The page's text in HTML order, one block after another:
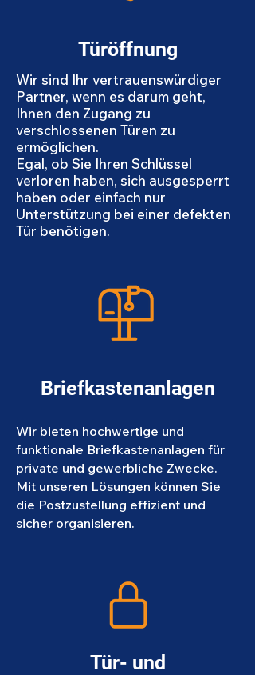
Türöffnung
Wir sind Ihr vertrauenswürdiger
Partner, wenn es darum geht,
Ihnen den Zugang zu
verschlossenen Türen zu
ermöglichen.
Egal, ob Sie Ihren Schlüssel
verloren haben, sich ausgesperrt
haben oder einfach nur
Unterstützung bei einer defekten
Tür benötigen.
Briefkastenanlagen
Wir bieten hochwertige und
funktionale Briefkastenanlagen für
private und gewerbliche Zwecke.
Mit unseren Lösungen können Sie
die Postzustellung effizient und
sicher organisieren.
Tür- und